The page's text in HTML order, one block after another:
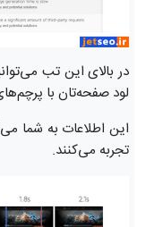
لود صفحه‌تان با
این اطلاعات به شما
تجربه می‌کنند.